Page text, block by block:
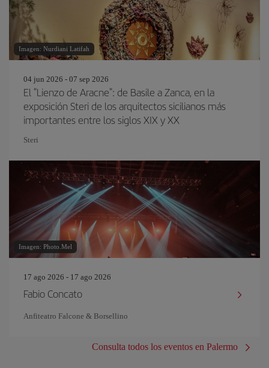
Imagen: Nurdiani Latifah
04 jun 2026 - 07 sep 2026
El "Lienzo de Aracne": de Basile a Zanca, en la
exposición Steri de los arquitectos sicilianos más
importantes entre los siglos XIX y XX
Steri
Imagen: Photo.Mel
17 ago 2026 - 17 ago 2026
Fabio Concato
Anfiteatro Falcone & Borsellino
Consulta todos los eventos en Palermo